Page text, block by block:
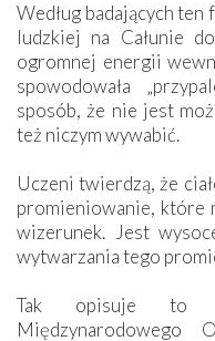
Według badających
ludzkiej na Całunie
ogromnej energii
spowodowała
sposób, że nie jest
też niczym wywabić.
Uczeni twierdzą, że
promieniowanie, które
wizerunek. Jest
wytwarzania tego
Tak opisuje to
Międzynarodowego